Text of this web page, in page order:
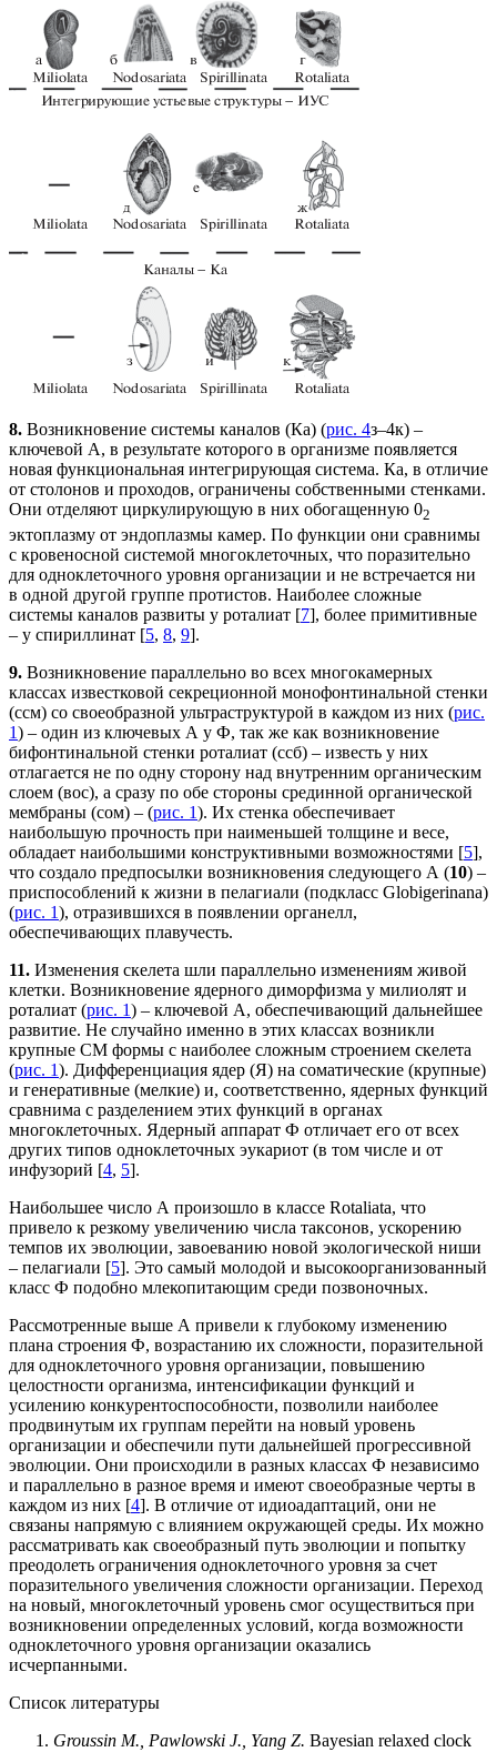
8. Возникновение системы каналов (Ка) (рис. 4з–4к) –
ключевой А, в результате которого в организме появляется
новая функциональная интегрирующая система. Ка, в отличие
от столонов и проходов, ограничены собственными стенками.
Они отделяют циркулирующую в них обогащенную 02
эктоплазму от эндоплазмы камер. По функции они сравнимы
с кровеносной системой многоклеточных, что поразительно
для одноклеточного уровня организации и не встречается ни
в одной другой группе протистов. Наиболее сложные
системы каналов развиты у роталиат [7], более примитивные
– у спириллинат [5, 8, 9].
9. Возникновение параллельно во всех многокамерных
классах известковой секреционной монофонтинальной стенки
(ссм) со своеобразной ультраструктурой в каждом из них (рис.
1) – один из ключевых А у Ф, так же как возникновение
бифонтинальной стенки роталиат (ссб) – известь у них
отлагается не по одну сторону над внутренним органическим
слоем (вос), а сразу по обе стороны срединной органической
мембраны (сом) – (рис. 1). Их стенка обеспечивает
наибольшую прочность при наименьшей толщине и весе,
обладает наибольшими конструктивными возможностями [5],
что создало предпосылки возникновения следующего А (10) –
приспособлений к жизни в пелагиали (подкласс Globigerinana)
(рис. 1), отразившихся в появлении органелл,
обеспечивающих плавучесть.
11. Изменения скелета шли параллельно изменениям живой
клетки. Возникновение ядерного диморфизма у милиолят и
роталиат (рис. 1) – ключевой А, обеспечивающий дальнейшее
развитие. Не случайно именно в этих классах возникли
крупные СМ формы с наиболее сложным строением скелета
(рис. 1). Дифференциация ядер (Я) на соматические (крупные)
и генеративные (мелкие) и, соответственно, ядерных функций
сравнима с разделением этих функций в органах
многоклеточных. Ядерный аппарат Ф отличает его от всех
других типов одноклеточных эукариот (в том числе и от
инфузорий [4, 5].
Наибольшее число А произошло в классе Rotaliata, что
привело к резкому увеличению числа таксонов, ускорению
темпов их эволюции, завоеванию новой экологической ниши
– пелагиали [5]. Это самый молодой и высокоорганизованный
класс Ф подобно млекопитающим среди позвоночных.
Рассмотренные выше А привели к глубокому изменению
плана строения Ф, возрастанию их сложности, поразительной
для одноклеточного уровня организации, повышению
целостности организма, интенсификации функций и
усилению конкурентоспособности, позволили наиболее
продвинутым их группам перейти на новый уровень
организации и обеспечили пути дальнейшей прогрессивной
эволюции. Они происходили в разных классах Ф независимо
и параллельно в разное время и имеют своеобразные черты в
каждом из них [4]. В отличие от идиоадаптаций, они не
связаны напрямую с влиянием окружающей среды. Их можно
рассматривать как своеобразный путь эволюции и попытку
преодолеть ограничения одноклеточного уровня за счет
поразительного увеличения сложности организации. Переход
на новый, многоклеточный уровень смог осуществиться при
возникновении определенных условий, когда возможности
одноклеточного уровня организации оказались
исчерпанными.
Список литературы
Groussin M., Pawlowski J., Yang Z. Bayesian relaxed clock